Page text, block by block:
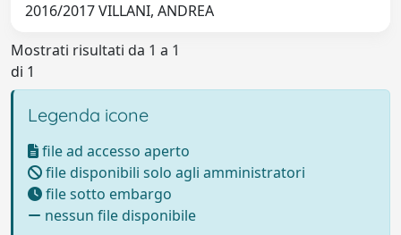
2016/2017 VILLANI, ANDREA
Mostrati risultati da 1 a 1
di 1
Legenda icone
file ad accesso aperto
file disponibili solo agli amministratori
file sotto embargo
nessun file disponibile